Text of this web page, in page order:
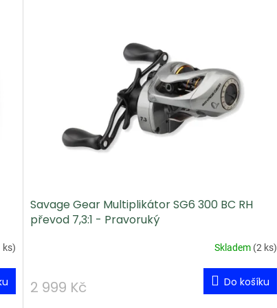
ks)
Savage Gear Multiplikátor SG6 300 BC RH
převod 7,3:1 - Pravoruký
Skladem (2 ks)
2 999 Kč Do košíku